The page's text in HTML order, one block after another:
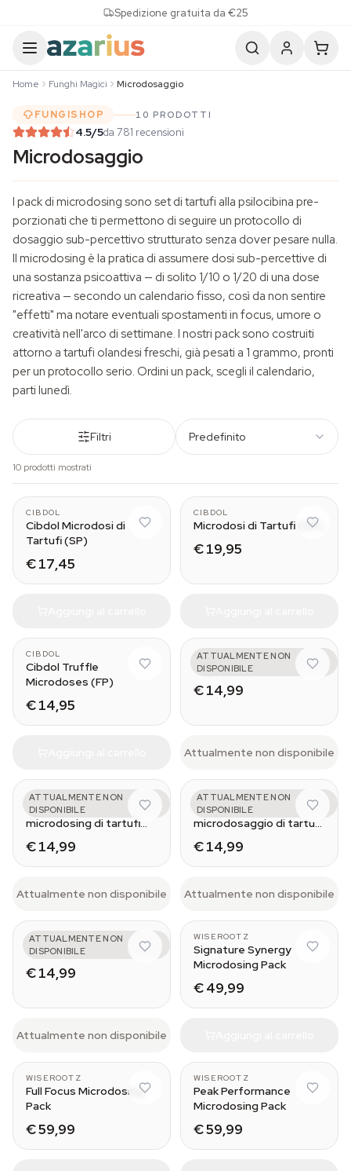
Spedizione gratuita da €25
Home Funghi Magici Microdosaggio
FUNGISHOP 10 PRODOTTI
4.5/5da 781 recensioni
Microdosaggio
I pack di microdosing sono set di tartufi alla psilocibina pre-
porzionati che ti permettono di seguire un protocollo di
dosaggio sub-percettivo strutturato senza dover pesare nulla.
Il microdosing è la pratica di assumere dosi sub-percettive di
una sostanza psicoattiva — di solito 1/10 o 1/20 di una dose
ricreativa — secondo un calendario fisso, così da non sentire
"effetti" ma notare eventuali spostamenti in focus, umore o
creatività nell'arco di settimane. I nostri pack sono costruiti
attorno a tartufi olandesi freschi, già pesati a 1 grammo, pronti
per un protocollo serio. Ordini un pack, scegli il calendario,
parti lunedì.
Filtri Predefinito
10 prodotti mostrati
CIBDOL
Cibdol Microdosi di
Tartufi (SP)
€ 17,45
CIBDOL
Microdosi di Tartufi (OP)
€ 19,95
CIBDOL
Cibdol Truffle
Microdoses (FP)
€ 14,95
ATTUALMENTE NON
DISPONIBILE
AZARIUS
Mental
€ 14,99
Attualmente non disponibile
ATTUALMENTE NON
DISPONIBILE
AZARIUS
Emotional - Pack
microdosing di tartufi
€ 14,99
Attualmente non disponibile
ATTUALMENTE NON
DISPONIBILE
AZARIUS
Physical - Kit di
microdosaggio di tartufi
€ 14,99
Attualmente non disponibile
ATTUALMENTE NON
DISPONIBILE
AZARIUS
Spiritual
€ 14,99
Attualmente non disponibile
WISEROOTZ
Signature Synergy
Microdosing Pack
€ 49,99
WISEROOTZ
Full Focus Microdosing
Pack
€ 59,99
WISEROOTZ
Peak Performance
Microdosing Pack
€ 59,99